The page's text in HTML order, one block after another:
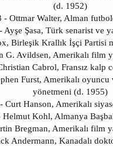
(d. 1952)
- Ottmar Walter, Alman
Ayşe Şasa, Türk senarist ve
Birleşik Krallık İşçi Partisi
G. Avildsen, Amerikalı film
Cabrol, Fransız kalp
Furst, Amerikalı
yönetmeni (d. 1955)
Curt Hanson, Amerikalı
Helmut Kohl, Almanya
Bregman, Amerikalı film
Andermann, Kanadalı